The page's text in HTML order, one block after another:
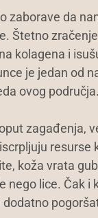
zaborave da
Štetno
kolagena i
je jedan od
ovog područja.
zagađenja,
resurse
koža vrata
nego lice. Čak i